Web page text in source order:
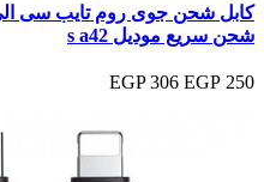
شحن سريع موديل s a42
250 EGP
306 EGP